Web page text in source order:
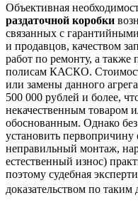
Объективная
раздаточной коробки
связанных с
и продавцов, качеством
работ по ремонту, а
полисам КАСКО.
или замены данного
500 000 рублей и более,
некачественным товаром
обоснованным. Однако
установить первопричину
неправильный монтаж,
естественный износ)
поэтому судебная
доказательством по